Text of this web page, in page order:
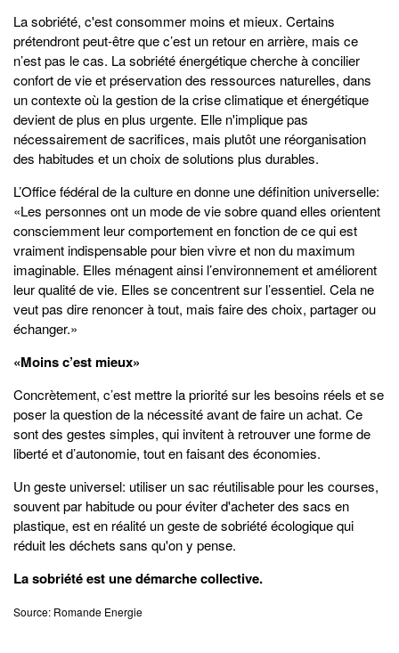
La sobriété, c'est consommer moins et mieux. Certains
prétendront peut-être que c’est un retour en arrière, mais ce
n’est pas le cas. La sobriété énergétique cherche à concilier
confort de vie et préservation des ressources naturelles, dans
un contexte où la gestion de la crise climatique et énergétique
devient de plus en plus urgente. Elle n'implique pas
nécessairement de sacrifices, mais plutôt une réorganisation
des habitudes et un choix de solutions plus durables.
L’Office fédéral de la culture en donne une définition universelle:
«Les personnes ont un mode de vie sobre quand elles orientent
consciemment leur comportement en fonction de ce qui est
vraiment indispensable pour bien vivre et non du maximum
imaginable. Elles ménagent ainsi l’environnement et améliorent
leur qualité de vie. Elles se concentrent sur l’essentiel. Cela ne
veut pas dire renoncer à tout, mais faire des choix, partager ou
échanger.»
«Moins c’est mieux»
Concrètement, c’est mettre la priorité sur les besoins réels et se
poser la question de la nécessité avant de faire un achat. Ce
sont des gestes simples, qui invitent à retrouver une forme de
liberté et d’autonomie, tout en faisant des économies.
Un geste universel: utiliser un sac réutilisable pour les courses,
souvent par habitude ou pour éviter d'acheter des sacs en
plastique, est en réalité un geste de sobriété écologique qui
réduit les déchets sans qu'on y pense.
La sobriété est une démarche collective.
Source: Romande Energie